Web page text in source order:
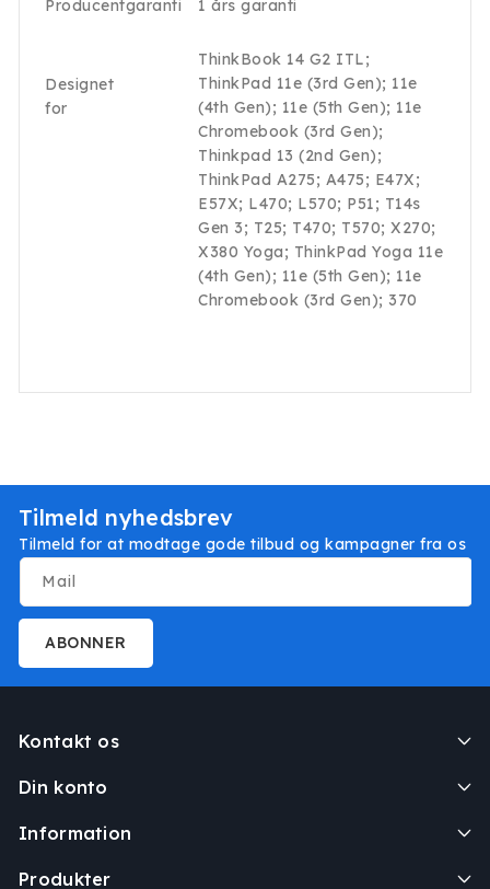
Producentgaranti 1 års garanti
Designet
for
ThinkBook 14 G2 ITL;
ThinkPad 11e (3rd Gen); 11e
(4th Gen); 11e (5th Gen); 11e
Chromebook (3rd Gen);
Thinkpad 13 (2nd Gen);
ThinkPad A275; A475; E47X;
E57X; L470; L570; P51; T14s
Gen 3; T25; T470; T570; X270;
X380 Yoga; ThinkPad Yoga 11e
(4th Gen); 11e (5th Gen); 11e
Chromebook (3rd Gen); 370
Tilmeld nyhedsbrev
Tilmeld for at modtage gode tilbud og kampagner fra os
Mail
ABONNER
Kontakt os
Din konto
Information
Produkter